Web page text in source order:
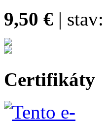
9,50 € | stav:
Certifikáty